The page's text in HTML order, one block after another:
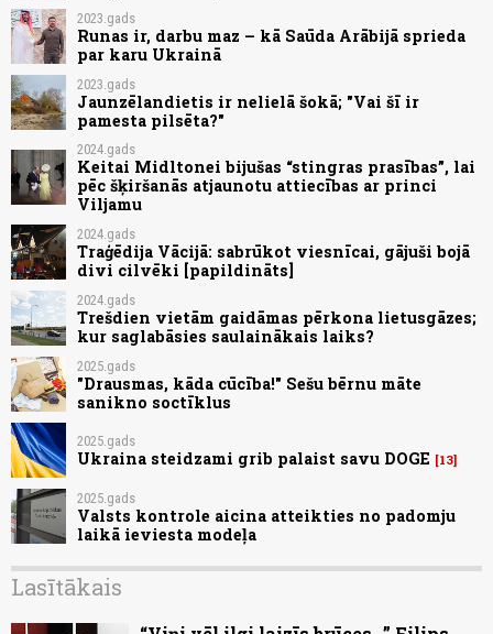
2023.gads
Runas ir, darbu maz – kā Saūda Arābijā sprieda
par karu Ukrainā
2023.gads
Jaunzēlandietis ir nelielā šokā; "Vai šī ir
pamesta pilsēta?"
2024.gads
Keitai Midltonei bijušas “stingras prasības”, lai
pēc šķiršanās atjaunotu attiecības ar princi
Viljamu
2024.gads
Traģēdija Vācijā: sabrūkot viesnīcai, gājuši bojā
divi cilvēki [papildināts]
2024.gads
Trešdien vietām gaidāmas pērkona lietusgāzes;
kur saglabāsies saulainākais laiks?
2025.gads
"Drausmas, kāda cūcība!" Sešu bērnu māte
sanikno soctīklus
2025.gads
Ukraina steidzami grib palaist savu DOGE 13
2025.gads
Valsts kontrole aicina atteikties no padomju
laikā ieviesta modeļa
Lasītākais